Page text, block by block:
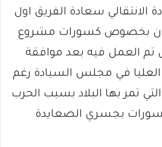
سعادة الفريق اول
بخصوص كسورات مشروع
تم العمل فيه بعد موافقة
العليا في مجلس السيادة رغم
تمر بها البلاد بسبب الحرب
بجسري الصعايدة